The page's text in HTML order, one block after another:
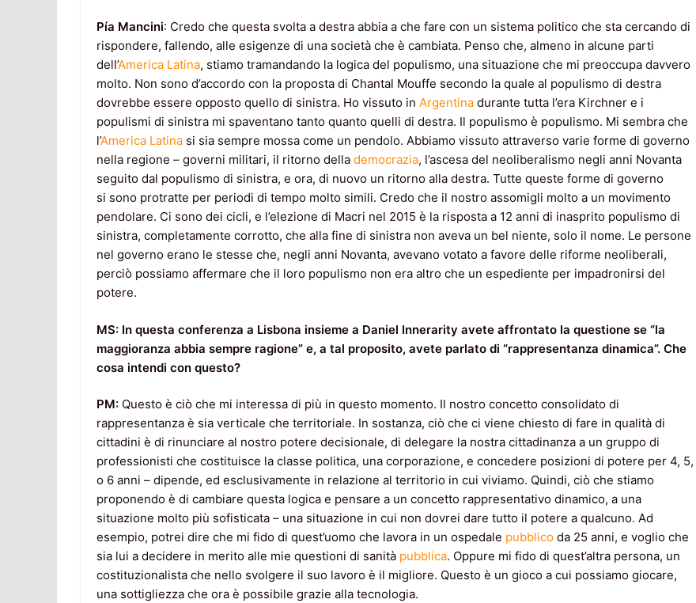
Pía Mancini: Credo che questa svolta a destra abbia a che fare con un sistema politico che sta cercando di
rispondere, fallendo, alle esigenze di una società che è cambiata. Penso che, almeno in alcune parti
dell’America Latina, stiamo tramandando la logica del populismo, una situazione che mi preoccupa davvero
molto. Non sono d’accordo con la proposta di Chantal Mouffe secondo la quale al populismo di destra
dovrebbe essere opposto quello di sinistra. Ho vissuto in Argentina durante tutta l’era Kirchner e i
populismi di sinistra mi spaventano tanto quanto quelli di destra. Il populismo è populismo. Mi sembra che
l’America Latina si sia sempre mossa come un pendolo. Abbiamo vissuto attraverso varie forme di governo
nella regione – governi militari, il ritorno della democrazia, l’ascesa del neoliberalismo negli anni Novanta
seguito dal populismo di sinistra, e ora, di nuovo un ritorno alla destra. Tutte queste forme di governo
si sono protratte per periodi di tempo molto simili. Credo che il nostro assomigli molto a un movimento
pendolare. Ci sono dei cicli, e l’elezione di Macri nel 2015 è la risposta a 12 anni di inasprito populismo di
sinistra, completamente corrotto, che alla fine di sinistra non aveva un bel niente, solo il nome. Le persone
nel governo erano le stesse che, negli anni Novanta, avevano votato a favore delle riforme neoliberali,
perciò possiamo affermare che il loro populismo non era altro che un espediente per impadronirsi del
potere.
MS: In questa conferenza a Lisbona insieme a Daniel Innerarity avete affrontato la questione se “la
maggioranza abbia sempre ragione” e, a tal proposito, avete parlato di “rappresentanza dinamica”. Che
cosa intendi con questo?
PM: Questo è ciò che mi interessa di più in questo momento. Il nostro concetto consolidato di
rappresentanza è sia verticale che territoriale. In sostanza, ciò che ci viene chiesto di fare in qualità di
cittadini è di rinunciare al nostro potere decisionale, di delegare la nostra cittadinanza a un gruppo di
professionisti che costituisce la classe politica, una corporazione, e concedere posizioni di potere per 4, 5,
o 6 anni – dipende, ed esclusivamente in relazione al territorio in cui viviamo. Quindi, ciò che stiamo
proponendo è di cambiare questa logica e pensare a un concetto rappresentativo dinamico, a una
situazione molto più sofisticata – una situazione in cui non dovrei dare tutto il potere a qualcuno. Ad
esempio, potrei dire che mi fido di quest’uomo che lavora in un ospedale pubblico da 25 anni, e voglio che
sia lui a decidere in merito alle mie questioni di sanità pubblica. Oppure mi fido di quest’altra persona, un
costituzionalista che nello svolgere il suo lavoro è il migliore. Questo è un gioco a cui possiamo giocare,
una sottigliezza che ora è possibile grazie alla tecnologia.